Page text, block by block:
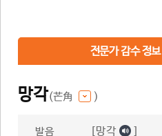
전문가 감수 정보
망각(芒角 )
발음 [망각 ]